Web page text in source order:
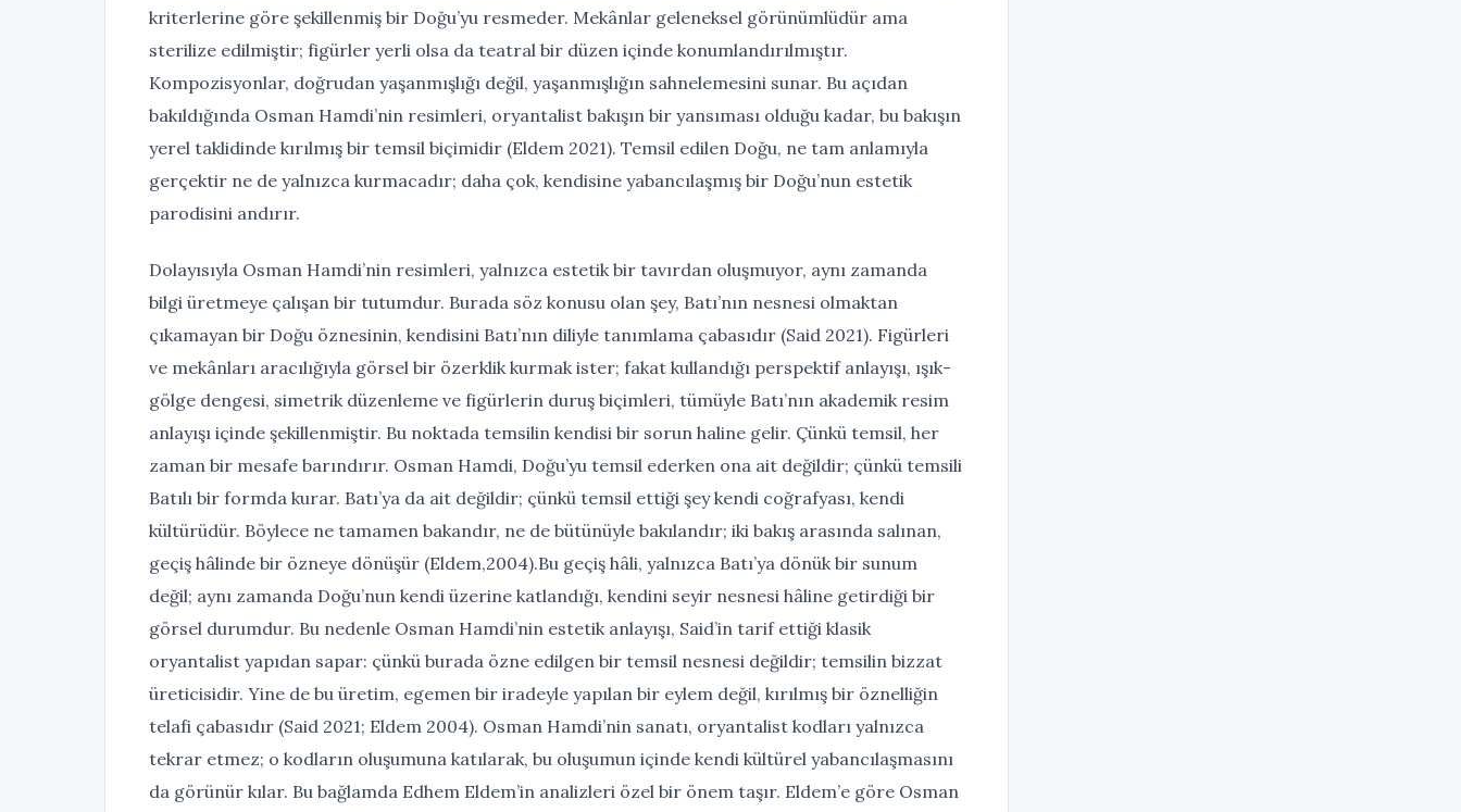
kriterlerine göre şekillenmiş bir Doğu’yu resmeder. Mekânlar geleneksel görünümlüdür ama
sterilize edilmiştir; figürler yerli olsa da teatral bir düzen içinde konumlandırılmıştır.
Kompozisyonlar, doğrudan yaşanmışlığı değil, yaşanmışlığın sahnelemesini sunar. Bu açıdan
bakıldığında Osman Hamdi’nin resimleri, oryantalist bakışın bir yansıması olduğu kadar, bu bakışın
yerel taklidinde kırılmış bir temsil biçimidir (Eldem 2021). Temsil edilen Doğu, ne tam anlamıyla
gerçektir ne de yalnızca kurmacadır; daha çok, kendisine yabancılaşmış bir Doğu’nun estetik
parodisini andırır.
Dolayısıyla Osman Hamdi’nin resimleri, yalnızca estetik bir tavırdan oluşmuyor, aynı zamanda
bilgi üretmeye çalışan bir tutumdur. Burada söz konusu olan şey, Batı’nın nesnesi olmaktan
çıkamayan bir Doğu öznesinin, kendisini Batı’nın diliyle tanımlama çabasıdır (Said 2021). Figürleri
ve mekânları aracılığıyla görsel bir özerklik kurmak ister; fakat kullandığı perspektif anlayışı, ışık-
gölge dengesi, simetrik düzenleme ve figürlerin duruş biçimleri, tümüyle Batı’nın akademik resim
anlayışı içinde şekillenmiştir. Bu noktada temsilin kendisi bir sorun haline gelir. Çünkü temsil, her
zaman bir mesafe barındırır. Osman Hamdi, Doğu’yu temsil ederken ona ait değildir; çünkü temsili
Batılı bir formda kurar. Batı’ya da ait değildir; çünkü temsil ettiği şey kendi coğrafyası, kendi
kültürüdür. Böylece ne tamamen bakandır, ne de bütünüyle bakılandır; iki bakış arasında salınan,
geçiş hâlinde bir özneye dönüşür (Eldem,2004).Bu geçiş hâli, yalnızca Batı’ya dönük bir sunum
değil; aynı zamanda Doğu’nun kendi üzerine katlandığı, kendini seyir nesnesi hâline getirdiği bir
görsel durumdur. Bu nedenle Osman Hamdi’nin estetik anlayışı, Said’in tarif ettiği klasik
oryantalist yapıdan sapar: çünkü burada özne edilgen bir temsil nesnesi değildir; temsilin bizzat
üreticisidir. Yine de bu üretim, egemen bir iradeyle yapılan bir eylem değil, kırılmış bir öznelliğin
telafi çabasıdır (Said 2021; Eldem 2004). Osman Hamdi’nin sanatı, oryantalist kodları yalnızca
tekrar etmez; o kodların oluşumuna katılarak, bu oluşumun içinde kendi kültürel yabancılaşmasını
da görünür kılar. Bu bağlamda Edhem Eldem’in analizleri özel bir önem taşır. Eldem’e göre Osman